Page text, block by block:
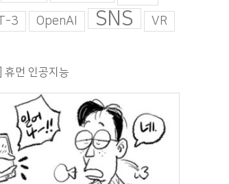
3 OpenAI SNS VR
휴먼 인공지능